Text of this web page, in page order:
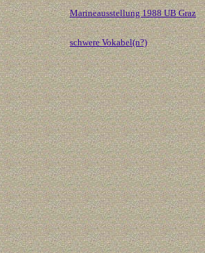
Marineausstellung 1988 UB Graz
schwere Vokabel(n?)